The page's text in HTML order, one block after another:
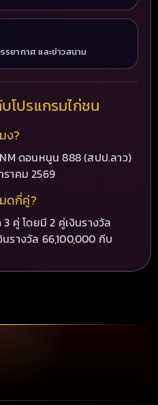
รยากาศ และข่าวสนาม
โปรแกรมไก่ชน
ง?
ดอนหนูน 888 (สปป.ลาว)
ราคม 2569
ดกี่คู่?
คู่ โดยมี 2 คู่เงินรางวัล
นรางวัล 66,100,000 กีบ